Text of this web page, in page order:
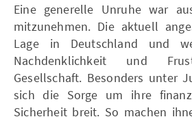
Eine generelle Unruhe war
mitzunehmen. Die aktuell
Lage in Deutschland und
Nachdenklichkeit und
Gesellschaft. Besonders unter
sich die Sorge um ihre
Sicherheit breit. So machen